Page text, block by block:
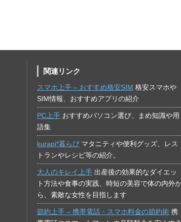
関連リンク
スマホ上手 – おすすめ格安SIM 格安スマホや
SIM情報、おすすめアプリの紹介
PC上手 おすすめパソコン選び、まめ知識や用
語集
kurapi*暮らぴマタニティや便利グッズ、レス
トランやレシピ等の紹介。
大人のキレイ上手 出産後の効果的なダイエッ
ト方法や食事の実践、時短の美容で体の内外
ら、素敵な女性を目指します
節約上手 – 携帯電話・スマホ料金の節約術 携